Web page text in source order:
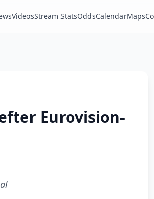
VideosStream StatsOddsCalendarMaps
Eurovision-